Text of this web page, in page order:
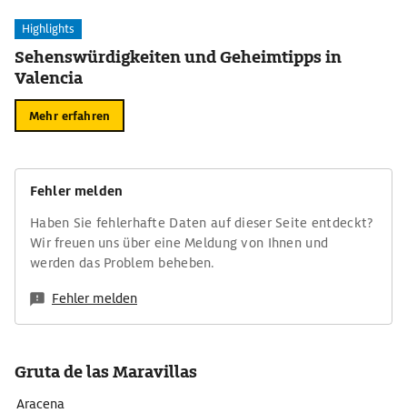
Highlights
Sehenswürdigkeiten und Geheimtipps in
Valencia
Mehr erfahren
Fehler melden
Haben Sie fehlerhafte Daten auf dieser Seite entdeckt?
Wir freuen uns über eine Meldung von Ihnen und
werden das Problem beheben.
Fehler melden
Gruta de las Maravillas
Aracena